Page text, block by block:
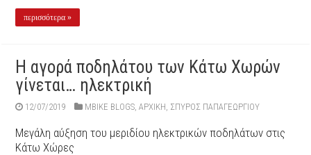
περισσότερα »
Η αγορά ποδηλάτου των Κάτω Χωρών
γίνεται… ηλεκτρική
12/07/2019 MBIKE BLOGS ,ΑΡΧΙΚΉ ΣΠΎΡΟΣ ΠΑΠΑΓΕΩΡΓΊΟΥ
Μεγάλη αύξηση του μεριδίου ηλεκτρικών ποδηλάτων στις
Κάτω Χώρες